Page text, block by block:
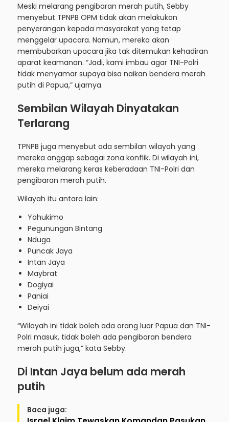
Meski melarang pengibaran merah putih, Sebby
menyebut TPNPB OPM tidak akan melakukan
penyerangan kepada masyarakat yang tetap
menggelar upacara. Namun, mereka akan
membubarkan upacara jika tak ditemukan kehadiran
aparat keamanan. “Jadi, kami imbau agar TNI-Polri
tidak menyamar supaya bisa naikan bendera merah
putih di Papua,” ujarnya.
Sembilan Wilayah Dinyatakan
Terlarang
TPNPB juga menyebut ada sembilan wilayah yang
mereka anggap sebagai zona konflik. Di wilayah ini,
mereka melarang keras keberadaan TNI-Polri dan
pengibaran merah putih.
Wilayah itu antara lain:
Yahukimo
Pegunungan Bintang
Nduga
Puncak Jaya
Intan Jaya
Maybrat
Dogiyai
Paniai
Deiyai
“Wilayah ini tidak boleh ada orang luar Papua dan TNI-
Polri masuk, tidak boleh ada pengibaran bendera
merah putih juga,” kata Sebby.
Di Intan Jaya belum ada merah
putih
Baca juga: